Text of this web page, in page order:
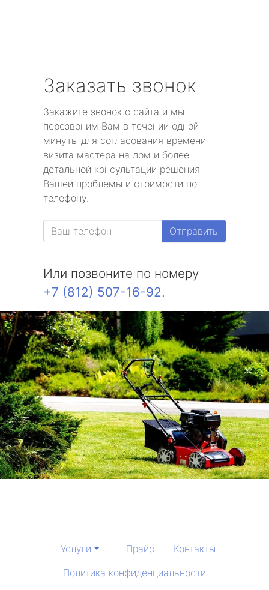
Заказать звонок
Закажите звонок с сайта и мы
перезвоним Вам в течении одной
минуты для согласования времени
визита мастера на дом и более
детальной консультации решения
Вашей проблемы и стоимости по
телефону.
Отправить
Или позвоните по номеру
+7 (812) 507-16-92.
Услуги Прайс
Контакты
Политика конфиденциальности